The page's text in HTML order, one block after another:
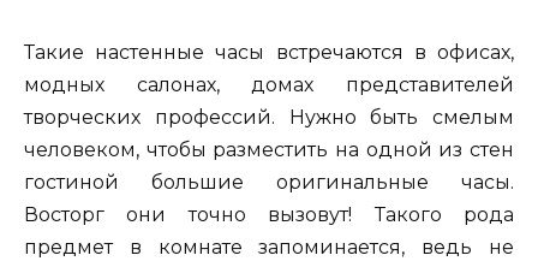
Такие настенные часы встречаются в офисах,
модных салонах, домах представителей
творческих профессий. Нужно быть смелым
человеком, чтобы разместить на одной из стен
гостиной большие оригинальные часы.
Восторг они точно вызовут! Такого рода
предмет в комнате запоминается, ведь не